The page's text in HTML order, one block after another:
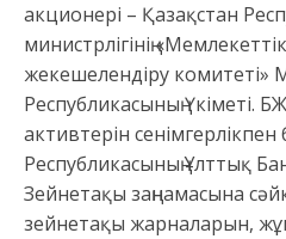
акционері – Қазақстан
министрлігінің
жекешелендіру
Республикасының Үкіметі.
активтерін
Республикасының Ұлттық
Зейнетақы заңнамасына
зейнетақы жарналарын,